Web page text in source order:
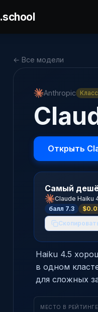
.school
← Все модели
Anthropic
Открыть
Самый
Claude Haiku
балл 7.3
Haiku 4.5
в одном
для сложных
МЕСТО В РЕЙТИНГЕ